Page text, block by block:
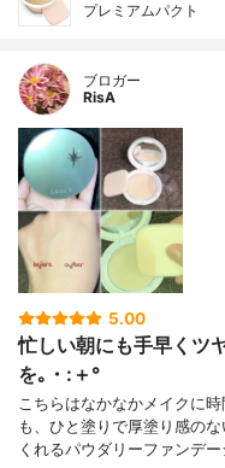
プレミアムパクト
ブロガー
RisA
5.00
忙しい朝にも手早くツ
を｡・:＋°
こちらはなかなかメイクに
も、ひと塗りで厚塗り感の
くれるパウダリーファンデ